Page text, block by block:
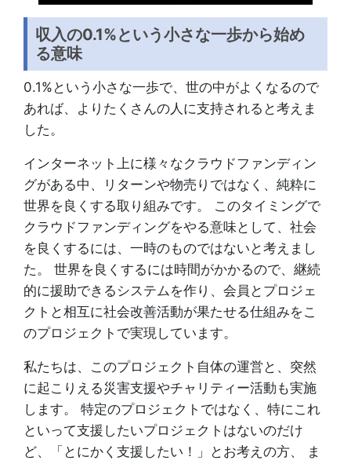
収入の0.1%という小さな一歩から始め
る意味
0.1%という小さな一歩で、世の中がよくなるので
あれば、よりたくさんの人に支持されると考えま
した。
インターネット上に様々なクラウドファンディン
グがある中、リターンや物売りではなく、純粋に
世界を良くする取り組みです。 このタイミングで
クラウドファンディングをやる意味として、社会
を良くするには、一時のものではないと考えまし
た。 世界を良くするには時間がかかるので、継続
的に援助できるシステムを作り、会員とプロジェ
クトと相互に社会改善活動が果たせる仕組みをこ
のプロジェクトで実現しています。
私たちは、このプロジェクト自体の運営と、突然
に起こりえる災害支援やチャリティー活動も実施
します。 特定のプロジェクトではなく、特にこれ
といって支援したいプロジェクトはないのだけ
ど、「とにかく支援したい！」とお考えの方、 ま